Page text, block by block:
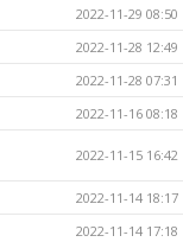
2022-11-29 08:50
2022-11-28 12:49
2022-11-28 07:31
2022-11-16 08:18
2022-11-15 16:42
2022-11-14 18:17
2022-11-14 17:18